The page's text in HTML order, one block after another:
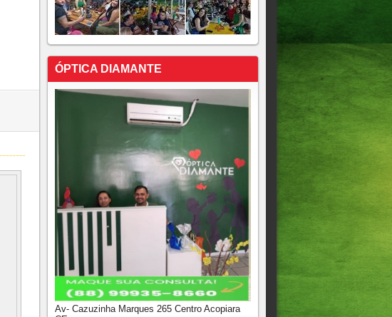
ÓPTICA DIAMANTE
Av- Cazuzinha Marques 265 Centro Acopiara